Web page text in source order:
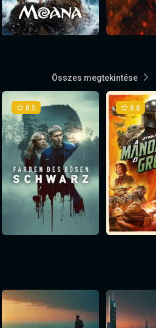
Összes megtekintése
8.5 8.8